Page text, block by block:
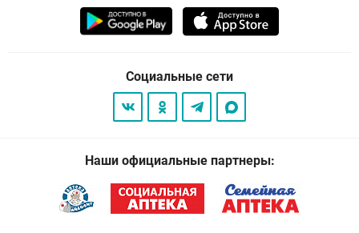
Социальные сети
Наши официальные партнеры: